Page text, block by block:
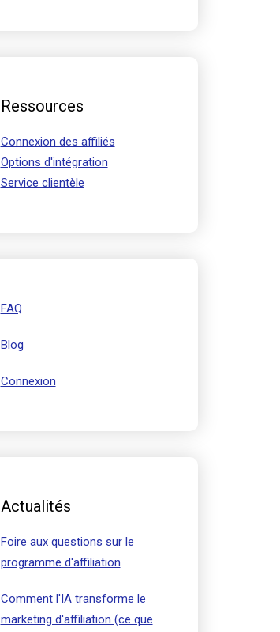
Ressources
Connexion des affiliés
Options d'intégration
Service clientèle
FAQ
Blog
Connexion
Actualités
Foire aux questions sur le
programme d'affiliation
Comment l'IA transforme le
marketing d'affiliation (ce que